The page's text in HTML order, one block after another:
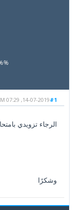
%%TYL_NUMTHANKEDLIKED%%
#1
14-07-2019, 07:29 PM
الرجاء تزويدي
وشكرًا